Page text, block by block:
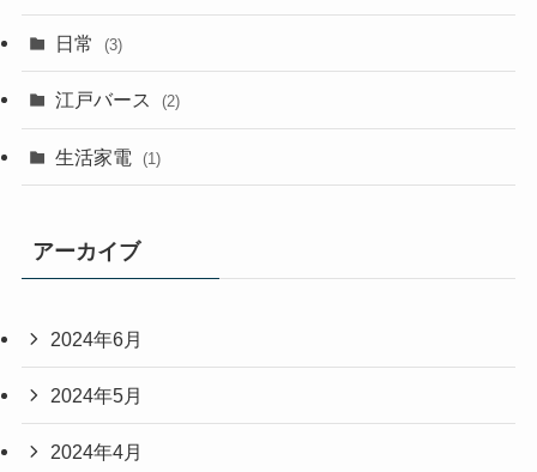
日常 (3)
江戸バース (2)
生活家電 (1)
アーカイブ
2024年6月
2024年5月
2024年4月